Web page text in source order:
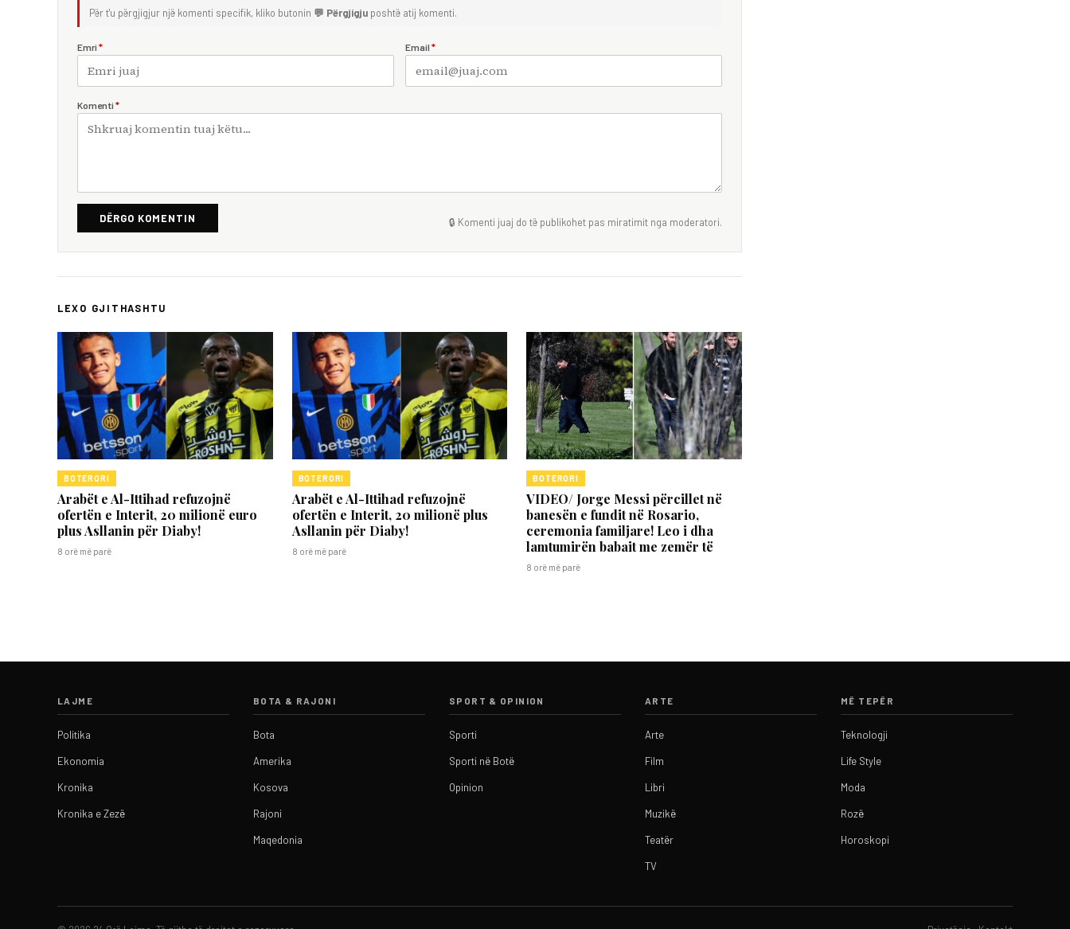
Për t'u përgjigjur një komenti specifik, kliko butonin 💬 Përgjigju poshtë atij komenti.
Emri * Email *
Komenti *
DËRGO KOMENTIN 🔒 Komenti juaj do të publikohet pas miratimit nga moderatori.
LEXO GJITHASHTU
BOTERORI
Arabët e Al-Ittihad refuzojnë
ofertën e Interit, 20 milionë euro
plus Asllanin për Diaby!
8 orë më parë
BOTERORI
Arabët e Al-Ittihad refuzojnë
ofertën e Interit, 20 milionë plus
Asllanin për Diaby!
8 orë më parë
BOTERORI
VIDEO/ Jorge Messi përcillet në
banesën e fundit në Rosario,
ceremonia familjare! Leo i dha
lamtumirën babait me zemër të
8 orë më parë
LAJME
Politika
Ekonomia
Kronika
Kronika e Zezë
BOTA & RAJONI
Bota
Amerika
Kosova
Rajoni
Maqedonia
SPORT & OPINION
Sporti
Sporti në Botë
Opinion
ARTE
Arte
Film
Libri
Muzikë
Teatër
TV
MË TEPËR
Teknologji
Life Style
Moda
Rozë
Horoskopi